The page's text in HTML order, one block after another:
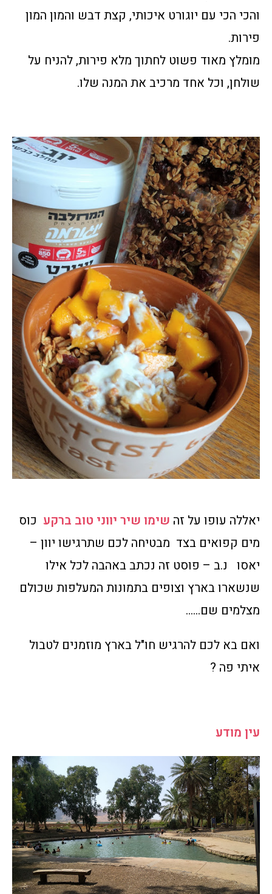
והכי הכי עם יוגורט איכותי, קצת דבש והמון המון
פירות.
מומלץ מאוד פשוט לחתוך מלא פירות, להניח על
שולחן, וכל אחד מרכיב את המנה שלו.
יאללה עופו על זה שימו שיר יווני טוב ברקע כוס
מים קפואים בצד מבטיחה לכם שתרגישו יוון –
יאסו נ.ב – פוסט זה נכתב באהבה לכל אילו
שנשארו בארץ וצופים בתמונות המעלפות שכולם
מצלמים שם……
ואם בא לכם להרגיש חו"ל בארץ מוזמנים לטבול
איתי פה ?
עין מודע